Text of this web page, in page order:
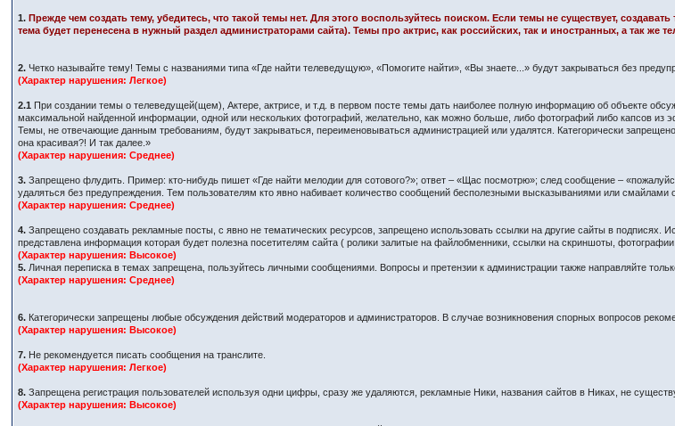
1. Прежде чем создать тему, убедитесь, что такой темы нет. Для этого воспользуйтесь поиском. Если темы не существует,
тема будет перенесена в нужный раздел администраторами сайта). Темы про актрис, как российских, так и иностранных, а так
2. Четко называйте тему! Темы с названиями типа «Где найти телеведущую», «Помогите найти», «Вы знаете...» будут закрываться без
(Характер нарушения: Легкое)
2.1
При создании темы о телеведущей(щем), Актере, актрисе, и т.д. в первом посте темы дать наиболее полную информацию об объекте
максимальной найденной информации, одной или нескольких фотографий, желательно, как можно больше, либо фотографий либо капсов из
Темы, не отвечающие данным требованиям, будут закрываться, переименовываться администрацией или удалятся. Категорически
она красивая?! И так далее.»
(Характер нарушения: Среднее)
3. Запрещено флудить. Пример: кто-нибудь пишет «Где найти мелодии для сотового?»; ответ – «Щас посмотрю»; след сообщение –
удаляться без предупреждения. Тем пользователям кто явно набивает количество сообщений бесполезными высказываниями или смайлами
(Характер нарушения: Среднее)
4. Запрещено создавать рекламные посты, с явно не тематических ресурсов, запрещено использовать ссылки на другие сайты в подписях.
представлена информация которая будет полезна посетителям сайта ( ролики залитые на файлобменники, ссылки на скриншоты,
(Характер нарушения: Высокое)
5. Личная переписка в темах запрещена, пользуйтесь личными сообщениями. Вопросы и претензии к администрации также направляйте
(Характер нарушения: Среднее)
6. Категорически запрещены любые обсуждения действий модераторов и администраторов. В случае возникновения спорных вопросов
(Характер нарушения: Высокое)
7. Не рекомендуется писать сообщения на транслите.
(Характер нарушения: Легкое)
8. Запрещена регистрация пользователей используя одни цифры, сразу же удаляются, рекламные Ники, названия сайтов в Никах, не
(Характер нарушения: Высокое)